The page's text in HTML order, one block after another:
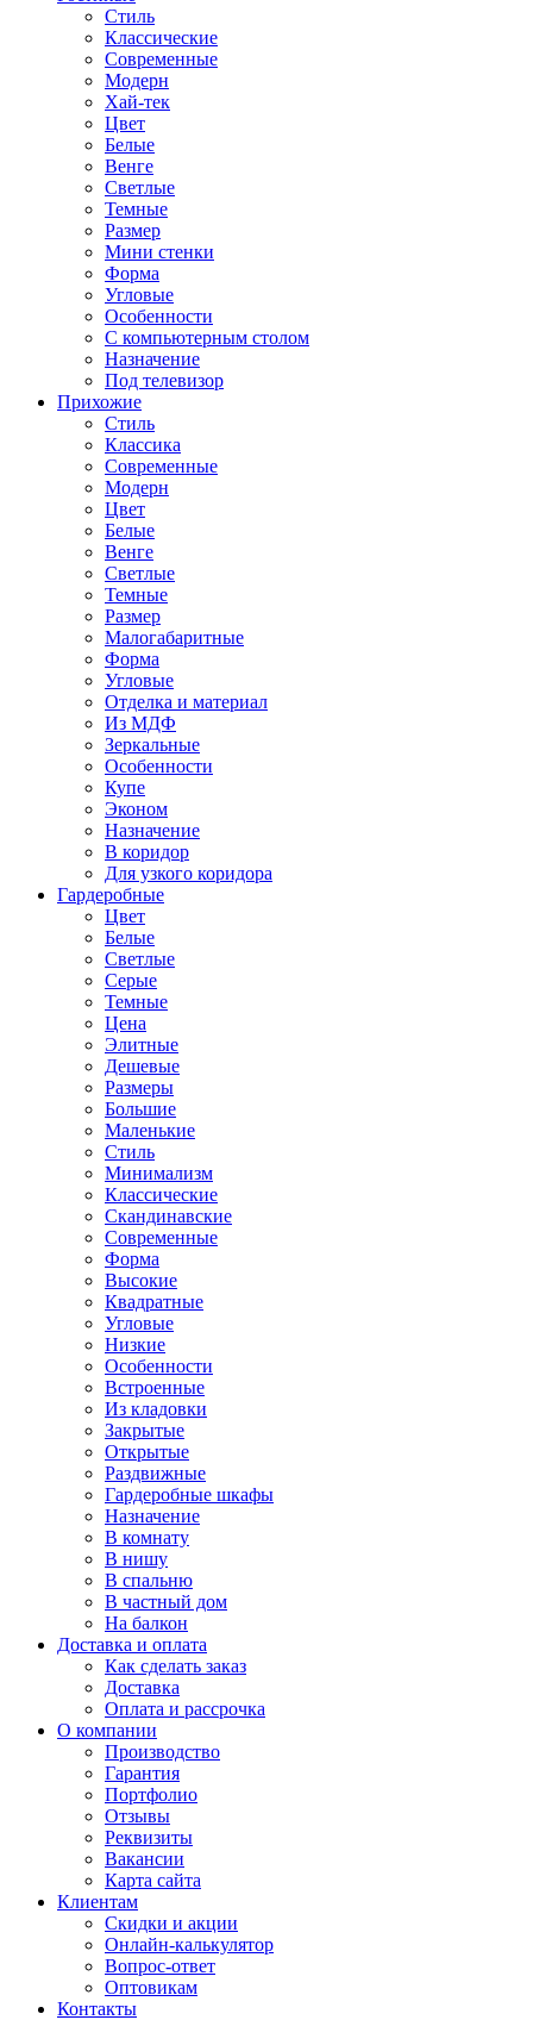
Стиль
Классические
Современные
Модерн
Хай-тек
Цвет
Белые
Венге
Светлые
Темные
Размер
Мини стенки
Форма
Угловые
Особенности
С компьютерным столом
Назначение
Под телевизор
Прихожие
Стиль
Классика
Современные
Модерн
Цвет
Белые
Венге
Светлые
Темные
Размер
Малогабаритные
Форма
Угловые
Отделка и материал
Из МДФ
Зеркальные
Особенности
Купе
Эконом
Назначение
В коридор
Для узкого коридора
Гардеробные
Цвет
Белые
Светлые
Серые
Темные
Цена
Элитные
Дешевые
Размеры
Большие
Маленькие
Стиль
Минимализм
Классические
Скандинавские
Современные
Форма
Высокие
Квадратные
Угловые
Низкие
Особенности
Встроенные
Из кладовки
Закрытые
Открытые
Раздвижные
Гардеробные шкафы
Назначение
В комнату
В нишу
В спальню
В частный дом
На балкон
Доставка и оплата
Как сделать заказ
Доставка
Оплата и рассрочка
О компании
Производство
Гарантия
Портфолио
Отзывы
Реквизиты
Вакансии
Карта сайта
Клиентам
Скидки и акции
Онлайн-калькулятор
Вопрос-ответ
Оптовикам
Контакты